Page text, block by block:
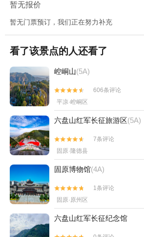
暂无报价
暂无门票预订，我们正在努力补充
看了该景点的人还看了
崆峒山(5A)


606条评论
平凉·崆峒区
六盘山红军长征旅游区(5A)


7条评论
固原·隆德县
固原博物馆(4A)


1条评论
固原·原州区
六盘山红军长征纪念馆